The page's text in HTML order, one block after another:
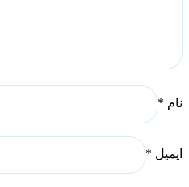
نام *
ایمیل *